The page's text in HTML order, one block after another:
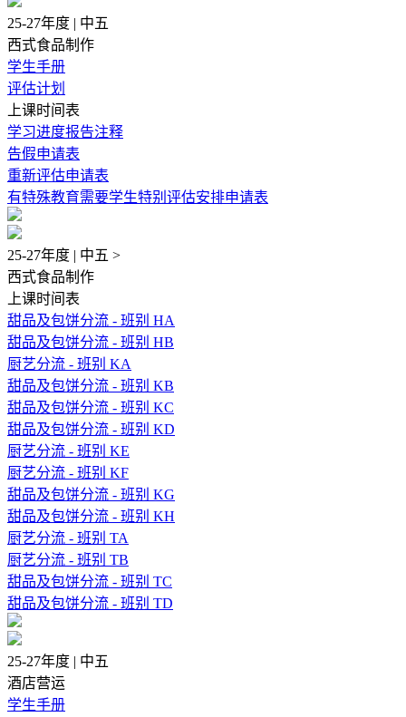
25-27年度 | 中五
西式食品制作
学生手册
评估计划
上课时间表
学习进度报告注释
告假申请表
重新评估申请表
有特殊教育需要学生特别评估安排申请表
25-27年度 | 中五 >
西式食品制作
上课时间表
甜品及包饼分流 - 班别 HA
甜品及包饼分流 - 班别 HB
厨艺分流 - 班别 KA
甜品及包饼分流 - 班别 KB
甜品及包饼分流 - 班别 KC
甜品及包饼分流 - 班别 KD
厨艺分流 - 班别 KE
厨艺分流 - 班别 KF
甜品及包饼分流 - 班别 KG
甜品及包饼分流 - 班别 KH
厨艺分流 - 班别 TA
厨艺分流 - 班别 TB
甜品及包饼分流 - 班别 TC
甜品及包饼分流 - 班别 TD
25-27年度 | 中五
酒店营运
学生手册